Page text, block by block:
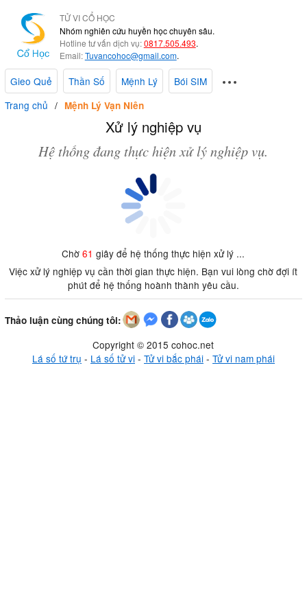
TỬ VI CỔ HỌC
Nhóm nghiên cứu huyền học chuyên sâu.
Hotline tư vấn dịch vụ:0817.505.493.
Email:Tuvancohoc@gmail.com.
Gieo Quẻ Thần Số Mệnh Lý
Bói SIM
Trang chủ
Mệnh Lý Vạn Niên
Xử lý nghiệp vụ
Hệ thống đang thực hiện xử lý nghiệp vụ.
Chờ61 giây để hệ thống thực hiện xử lý ...
Việc xử lý nghiệp vụ cần thời gian thực hiện. Bạn vui lòng chờ đợi ít
phút để hệ thống hoành thành yêu cầu.
Thảo luận cùng chúng tôi:
Copyright © 2015 cohoc.net
Lá số tứ trụ - Lá số tử vi- Tử vi bắc phái- Tử vi nam phái